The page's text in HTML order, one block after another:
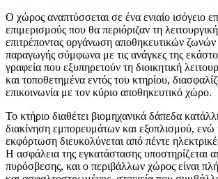
Ο χώρος αναπτύσσεται σε ένα ενιαίο ισόγειο
επιμερισμούς που θα περιόριζαν τη
επιτρέποντας οργάνωση αποθηκευτικών
παραγωγής σύμφωνα με τις ανάγκες της
γραφεία που εξυπηρετούν τη διοικητική
και τοποθετημένα εντός του κτηρίου,
επικοινωνία με τον κύριο αποθηκευτικό χώρο.
Το κτήριο διαθέτει βιομηχανικά δάπεδα
διακίνηση εμπορευμάτων και εξοπλισμού,
εκφόρτωση διευκολύνεται από πέντε
Η ασφάλεια της εγκατάστασης υποστηρίζεται
πυρόσβεσης, και ο περιβάλλων χώρος είναι